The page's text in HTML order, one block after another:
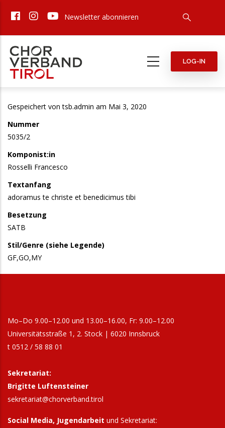
zum
Newsletter abonnieren
LOG-IN
Gespeichert vontsb.admin am Mai 3, 2020
Nummer
5035/2
Komponist:in
Rosselli Francesco
Textanfang
adoramus te christe et benedicimus tibi
Besetzung
SATB
Stil/Genre (siehe Legende)
GF,GO,MY
Mo–Do 9.00–12.00 und 13.00–16.00, Fr: 9.00–12.00
Universitätsstraße 1, 2. Stock | 6020 Innsbruck
t 0512 / 58 88 01
Sekretariat:
Brigitte Luftensteiner
sekretariat@chorverband.tirol
Social Media, Jugendarbeit und Sekretariat: